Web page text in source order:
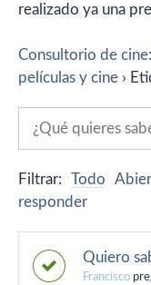
realizado ya una
Consultorio de
películas y cine ›
Filtrar: Todo
responder
Quiero
Francisco